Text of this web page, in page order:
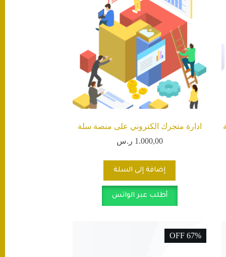
ادارة متجرك الكتروني على منصة سلة
1.000,00 ر.س
إضافة إلى السلة
أطلب عبر الواتس
67% OFF